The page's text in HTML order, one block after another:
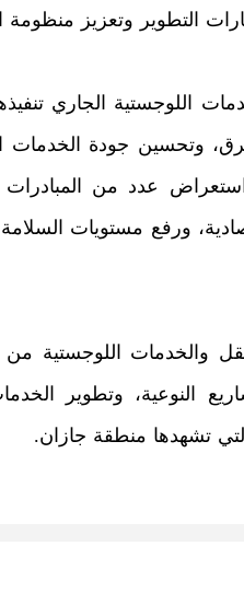
التطوير وتعزيز منظومة
اللوجستية الجاري
وتحسين جودة الخدمات
رؤية المملكة 2030، كما جرى استعراض عدد
ورفع مستويات
والخدمات اللوجستية من
النوعية، وتطوير
تشهدها منطقة جازان.